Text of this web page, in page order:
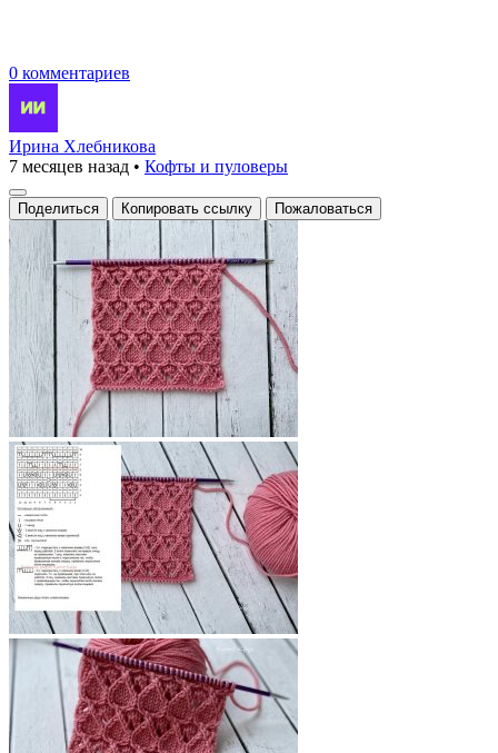
0 комментариев
Ирина Хлебникова
7 месяцев назад • Кофты и пуловеры
Поделиться Копировать ссылку Пожаловаться